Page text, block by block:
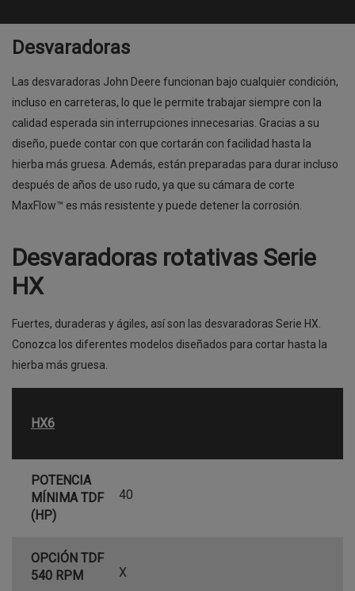
Desvaradoras
Las desvaradoras John Deere funcionan bajo cualquier condición,
incluso en carreteras, lo que le permite trabajar siempre con la
calidad esperada sin interrupciones innecesarias. Gracias a su
diseño, puede contar con que cortarán con facilidad hasta la
hierba más gruesa. Además, están preparadas para durar incluso
después de años de uso rudo, ya que su cámara de corte
MaxFlow™ es más resistente y puede detener la corrosión.
Desvaradoras rotativas Serie
HX
Fuertes, duraderas y ágiles, así son las desvaradoras Serie HX.
Conozca los diferentes modelos diseñados para cortar hasta la
hierba más gruesa.
HX6
POTENCIA
MÍNIMA TDF
(HP)
40
OPCIÓN TDF
540 RPM
X